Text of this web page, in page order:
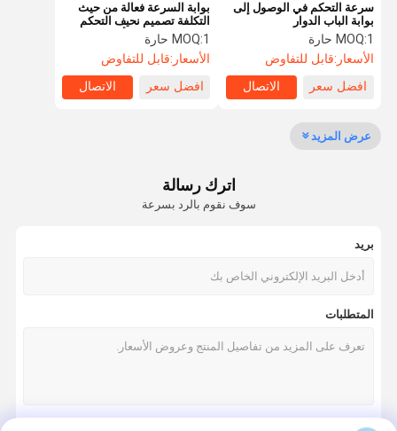
جولة في
مراقبة الجودة أخبار
الباب الدوار التعرف على الوجه
ترايبود الباب الدوار بوابة
سرعة التحكم في الوصول إلى
بوابة الباب الدوار
MOQ:1 حارة
الأسعار:قابل للتفاوض
افضل سعر
الاتصال
بوابة السرعة فعالة من حيث
التكلفة تصميم نحيف التحكم
في الوصول إلى الأمن الباب
الدوار
MOQ:1 حارة
الأسعار:قابل للتفاوض
افضل سعر
الاتصال
عرض المزيد
اترك رسالة
سوف نقوم بالرد بسرعة
بريد
المتطلبات